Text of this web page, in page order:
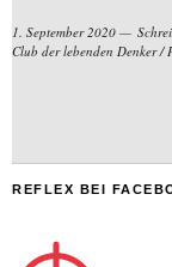
1. September 2020
Club der lebenden Denker/
REFLEX BEI